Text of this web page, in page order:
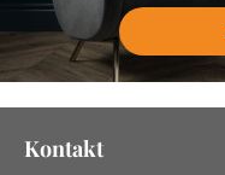
Kontakt